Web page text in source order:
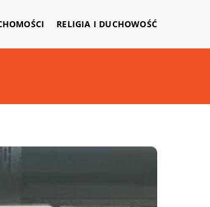
RELIGIA I DUCHOWOŚĆ